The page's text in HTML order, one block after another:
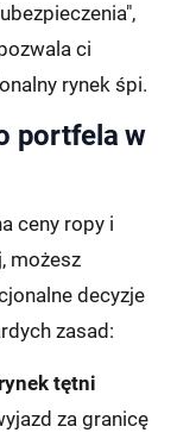
ci
rynek śpi.
portfela w
ceny ropy i
możesz
decyzje
zasad:
tętni
za granicę